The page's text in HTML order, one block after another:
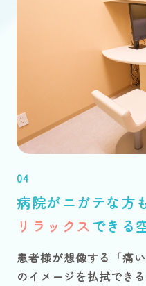
04
病院がニガテな方
リラックス できる
患者様が想像する「痛
のイメージを払拭でき